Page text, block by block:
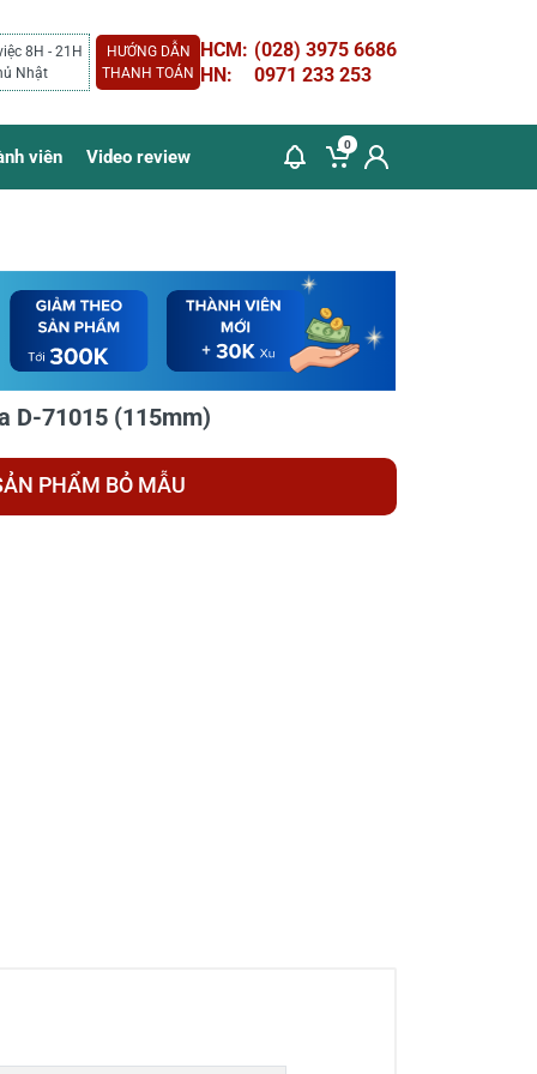
8H - 21H
Nhật
HƯỚNG DẪN
THANH TOÁN
HCM: (028) 3975 6686
HN:
0971 233 253
viên Video review
0
D-71015 (115mm)
PHẨM BỎ MẪU